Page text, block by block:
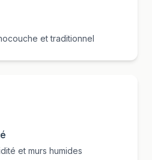
et traditionnel
et murs humides